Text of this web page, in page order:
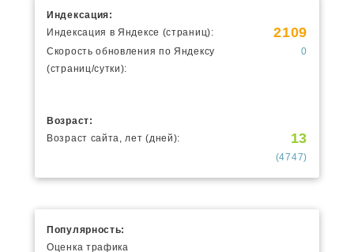
Индексация:
Индексация в Яндексе (страниц):
2109
Скорость обновления по Яндексу
(страниц/сутки):
0
Возраст:
Возраст сайта, лет (дней):
13
(4747)
Популярность:
Оценка трафика